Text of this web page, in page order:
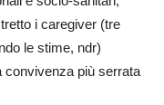
i caregiver (tre
le stime, ndr)
convivenza più serrata